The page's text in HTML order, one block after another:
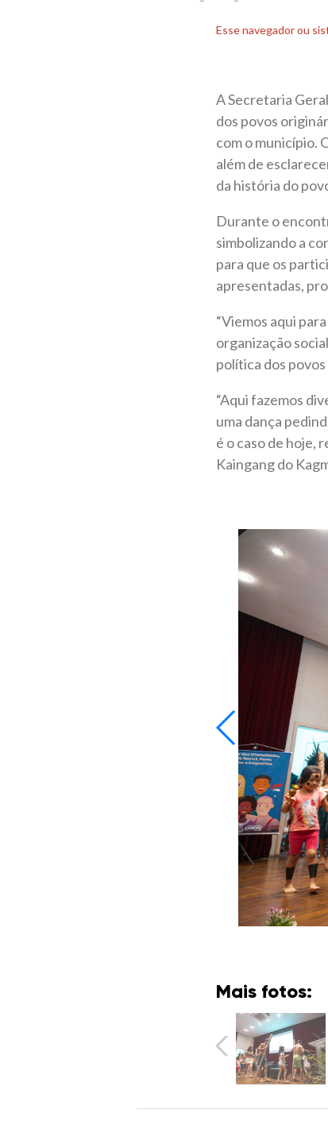
Esse navegador ou
A Secretaria
dos povos
com o município.
além de
da história do
Durante o
simbolizando a
para que os
apresentadas,
“Viemos aqui
organização
política dos
“Aqui fazemos
uma dança
é o caso de hoje,
Kaingang do
Mais fotos: